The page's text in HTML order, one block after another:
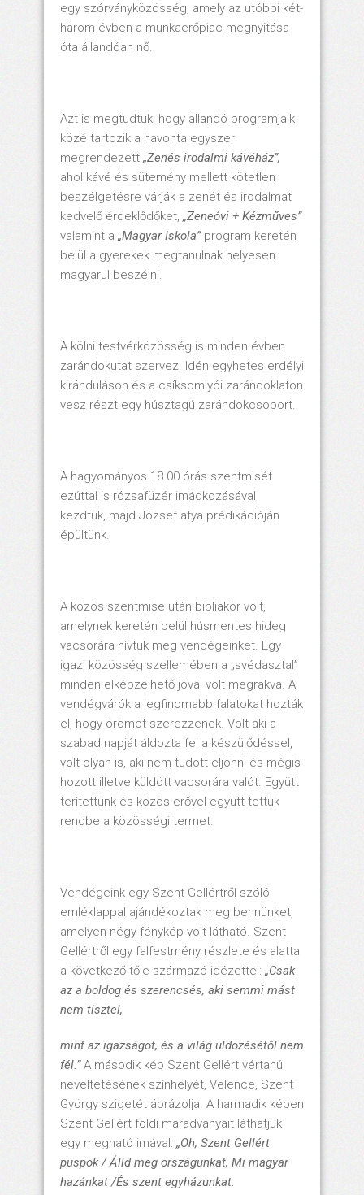
egy szórványközösség, amely az utóbbi két-
három évben a munkaerőpiac megnyitása
óta állandóan nő.
Azt is megtudtuk, hogy állandó programjaik
közé tartozik a havonta egyszer
megrendezett „Zenés irodalmi kávéház”,
ahol kávé és sütemény mellett kötetlen
beszélgetésre várják a zenét és irodalmat
kedvelő érdeklődőket, „Zeneóvi + Kézműves”
valamint a „Magyar Iskola”program keretén
belül a gyerekek megtanulnak helyesen
magyarul beszélni.
A kölni testvérközösség is minden évben
zarándokutat szervez. Idén egyhetes erdélyi
kiránduláson és a csíksomlyói zarándoklaton
vesz részt egy húsztagú zarándokcsoport.
A hagyományos 18.00 órás szentmisét
ezúttal is rózsafüzér imádkozásával
kezdtük, majd József atya prédikációján
épültünk.
A közös szentmise után bibliakör volt,
amelynek keretén belül húsmentes hideg
vacsorára hívtuk meg vendégeinket. Egy
igazi közösség szellemében a „svédasztal”
minden elképzelhető jóval volt megrakva. A
vendégvárók a legfinomabb falatokat hozták
el, hogy örömöt szerezzenek. Volt aki a
szabad napját áldozta fel a készülődéssel,
volt olyan is, aki nem tudott eljönni és mégis
hozott illetve küldött vacsorára valót. Együtt
terítettünk és közös erővel együtt tettük
rendbe a közösségi termet.
Vendégeink egy Szent Gellértről szóló
emléklappal ajándékoztak meg bennünket,
amelyen négy fénykép volt látható. Szent
Gellértről egy falfestmény részlete és alatta
a következő tőle származó idézettel: „Csak
az a boldog és szerencsés, aki semmi mást
nem tisztel,
mint az igazságot, és a világ üldözésétől nem
fél.”A második kép Szent Gellért vértanú
neveltetésének színhelyét, Velence, Szent
György szigetét ábrázolja. A harmadik képen
Szent Gellért földi maradványait láthatjuk
egy megható imával: „Oh, Szent Gellért
püspök / Álld meg országunkat, Mi magyar
hazánkat /És szent egyházunkat.